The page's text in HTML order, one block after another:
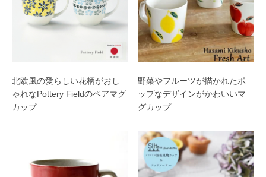
北欧風の愛らしい花柄がおし
ゃれなPottery Fieldのペアマグ
カップ
野菜やフルーツが描かれたポ
ップなデザインがかわいいマ
グカップ